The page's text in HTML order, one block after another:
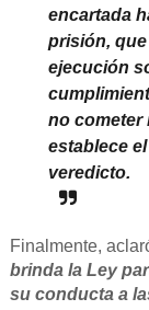
encartada
prisión,
ejecución
no cometer
establece
veredicto.
Finalmente,
brinda la Ley
su conducta a